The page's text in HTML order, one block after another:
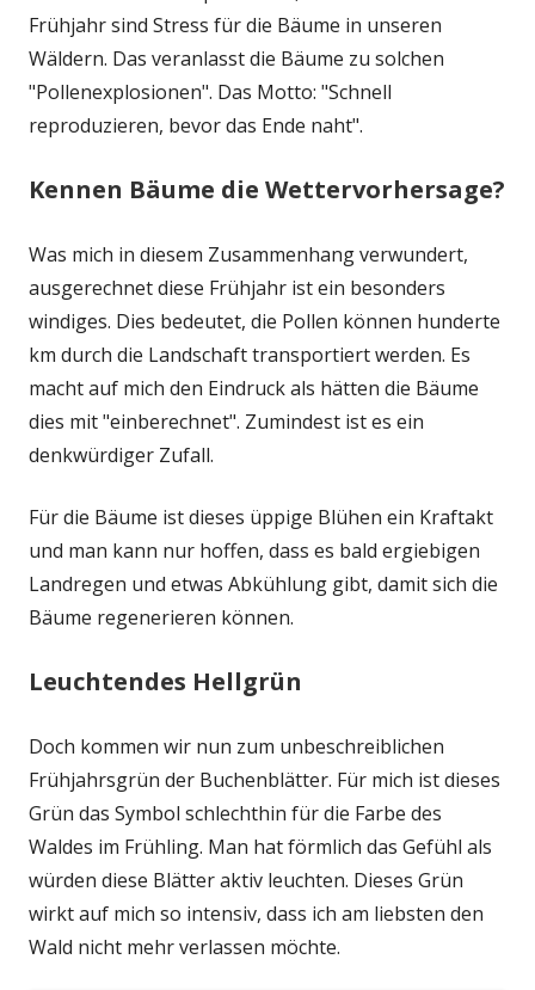
Frühjahr sind Stress für die Bäume in unseren
Wäldern. Das veranlasst die Bäume zu solchen
"Pollenexplosionen". Das Motto: "Schnell
reproduzieren, bevor das Ende naht".
Kennen Bäume die Wettervorhersage?
Was mich in diesem Zusammenhang verwundert,
ausgerechnet diese Frühjahr ist ein besonders
windiges. Dies bedeutet, die Pollen können hunderte
km durch die Landschaft transportiert werden. Es
macht auf mich den Eindruck als hätten die Bäume
dies mit "einberechnet". Zumindest ist es ein
denkwürdiger Zufall.
Für die Bäume ist dieses üppige Blühen ein Kraftakt
und man kann nur hoffen, dass es bald ergiebigen
Landregen und etwas Abkühlung gibt, damit sich die
Bäume regenerieren können.
Leuchtendes Hellgrün
Doch kommen wir nun zum unbeschreiblichen
Frühjahrsgrün der Buchenblätter. Für mich ist dieses
Grün das Symbol schlechthin für die Farbe des
Waldes im Frühling. Man hat förmlich das Gefühl als
würden diese Blätter aktiv leuchten. Dieses Grün
wirkt auf mich so intensiv, dass ich am liebsten den
Wald nicht mehr verlassen möchte.